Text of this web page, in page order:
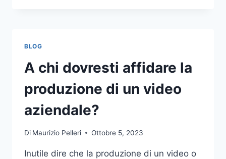
NELLE
SCOMMESSE
SPORTIVE
ONLINE
BLOG
A chi dovresti affidare la
produzione di un video
aziendale?
Di Maurizio Pelleri Ottobre 5, 2023
Inutile dire che la produzione di un video o